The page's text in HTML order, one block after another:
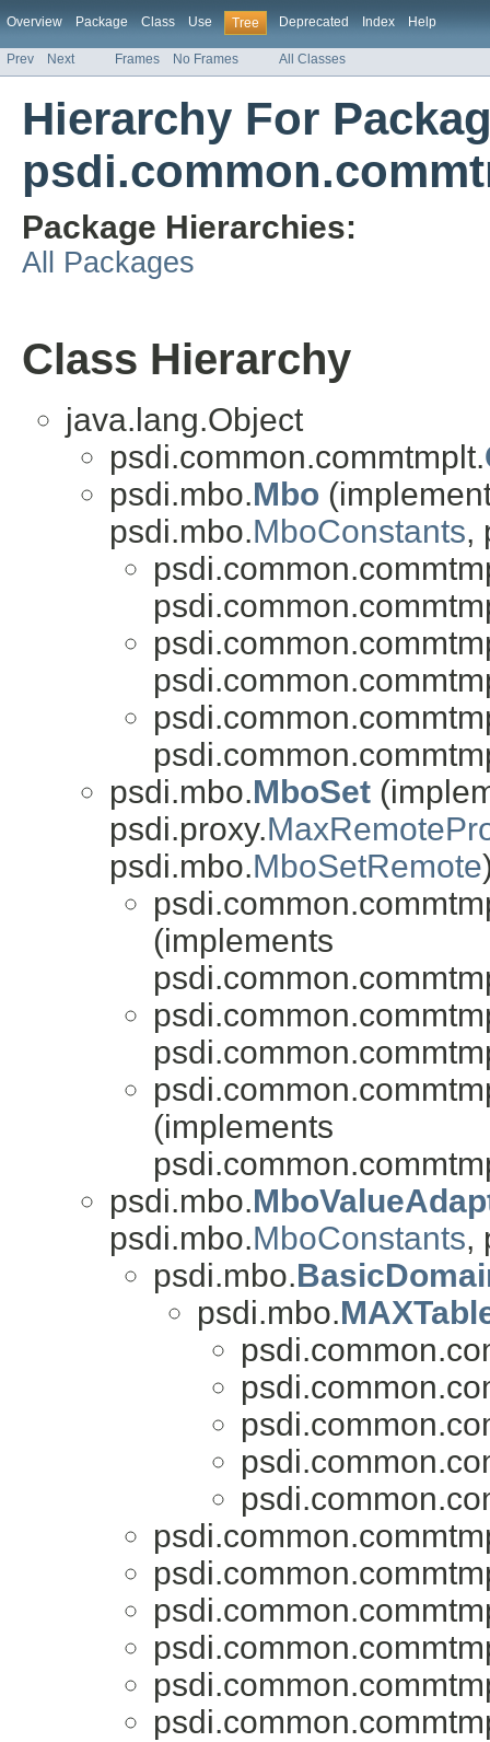
Overview Package Class Use Tree Deprecated Index Help
Prev Next Frames No Frames All Classes
Hierarchy For
Package Hierarchies:
All Packages
Class Hierarchy
java.lang.Object
psdi.common.commtmplt.
psdi.mbo.Mbo
psdi.mbo.MboConstants,
psdi.mbo.MboSet
psdi.proxy.
psdi.mbo.MboSetRemote
(implements
(implements
psdi.mbo.
psdi.mbo.MboConstants,
psdi.mbo.
psdi.mbo.